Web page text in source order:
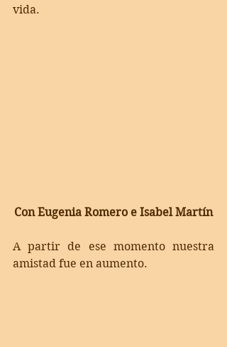
vida.
Con Eugenia Romero e Isabel Martín
A partir de ese momento nuestra
amistad fue en aumento.